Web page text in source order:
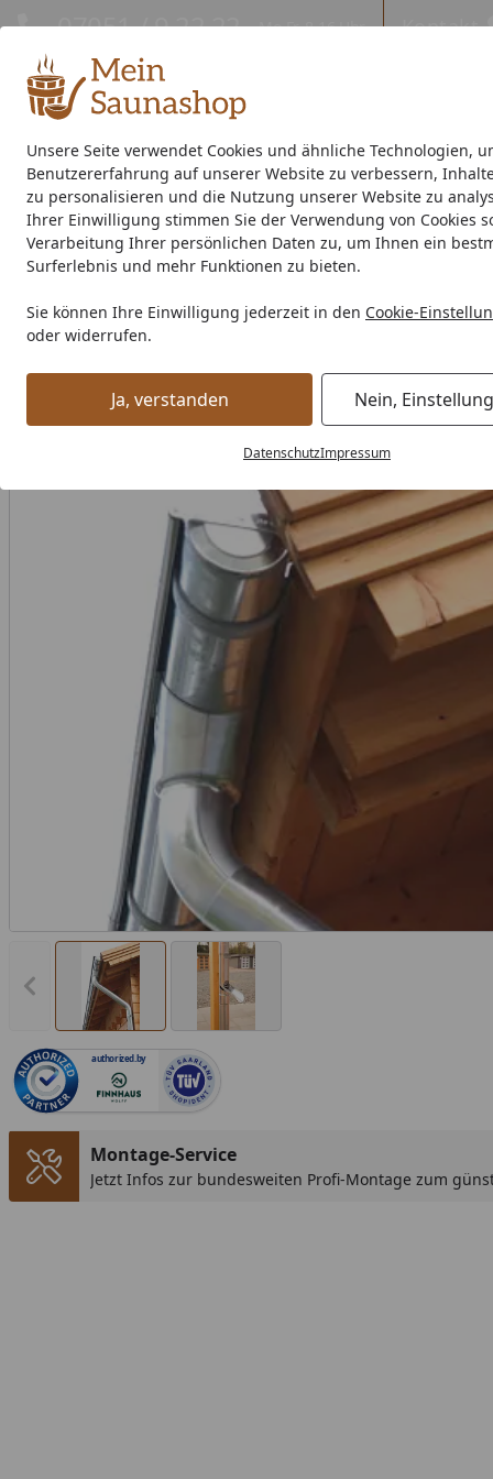
Unsere Seite verwendet Cookies und ähnliche Technologien,
Benutzererfahrung auf unserer Website zu verbessern,
zu personalisieren und die Nutzung unserer Website zu
Ihrer Einwilligung stimmen Sie der Verwendung von Cookies
Verarbeitung Ihrer persönlichen Daten zu, um Ihnen ein
Surferlebnis und mehr Funktionen zu bieten.
Sie können Ihre Einwilligung jederzeit in den Cookie-
oder widerrufen.
Ja, verstanden Nein,
DatenschutzImpressum
07051 / 9 22 22 Mo-Fr. 8-16 Uhr Kontakt
Außensauna Indoor-Sauna Energiespar-Sauna
Saunahersteller % Sale %
Startseite
Vorheriges Bild anzeigen
authorized.by
Montage-Service
Jetzt Infos zur bundesweiten Profi-Montage zum